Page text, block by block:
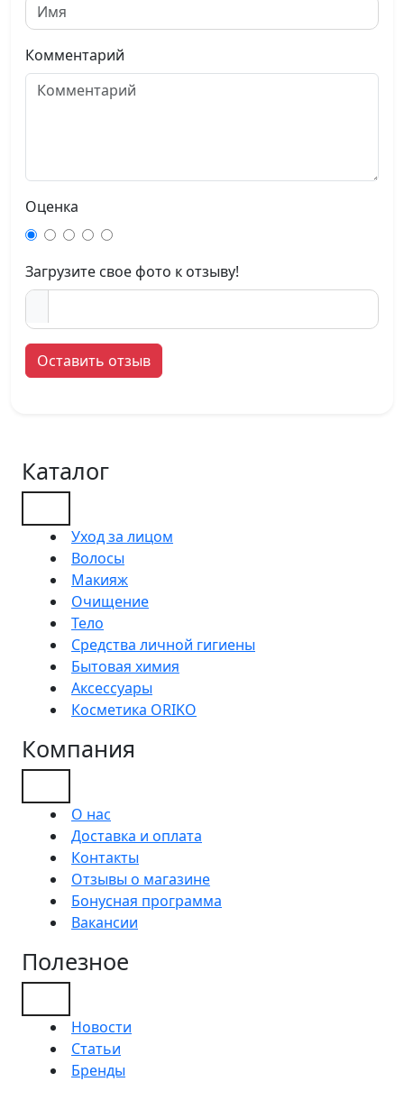
Комментарий
Оценка
Загрузите свое фото к отзыву!
Оставить отзыв
Каталог
Уход за лицом
Волосы
Макияж
Очищение
Тело
Средства личной гигиены
Бытовая химия
Аксессуары
Косметика ORIKO
Компания
О нас
Доставка и оплата
Контакты
Отзывы о магазине
Бонусная программа
Вакансии
Полезное
Новости
Статьи
Бренды